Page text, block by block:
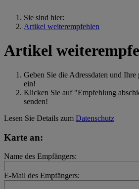
Sie sind hier:
Artikel weiterempfehlen
Artikel
Geben Sie die Adressdaten und
ein!
Klicken Sie auf "Empfehlung
senden!
Lesen Sie Details zum Datenschutz
Karte an:
Name des Empfängers:
E-Mail des Empfängers: